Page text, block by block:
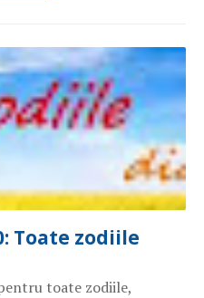
Toate zodiile
toate zodiile,